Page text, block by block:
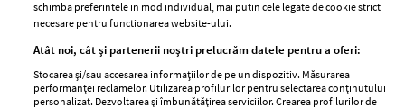
GSP
Unica
femei
Viva
schimba preferintele in mod individual, mai putin cele legate de cookie strict
necesare pentru functionarea website-ului.
Atât noi, cât și partenerii noștri prelucrăm datele pentru a oferi:
Stocarea și/sau accesarea informațiilor de pe un dispozitiv. Măsurarea
performanței reclamelor. Utilizarea profilurilor pentru selectarea conținutului
personalizat. Dezvoltarea și îmbunătățirea serviciilor. Crearea profilurilor de